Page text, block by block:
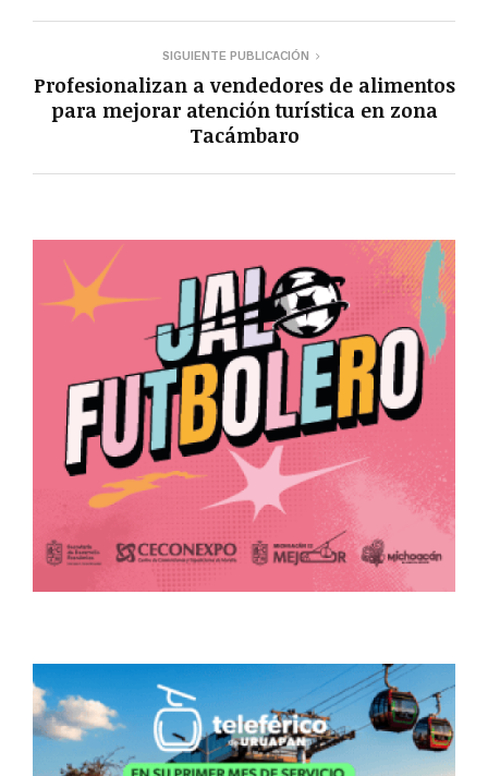
SIGUIENTE PUBLICACIÓN
Profesionalizan a vendedores de alimentos
para mejorar atención turística en zona
Tacámbaro